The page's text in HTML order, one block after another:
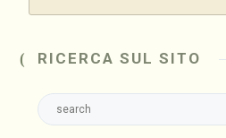
RICERCA SUL SITO